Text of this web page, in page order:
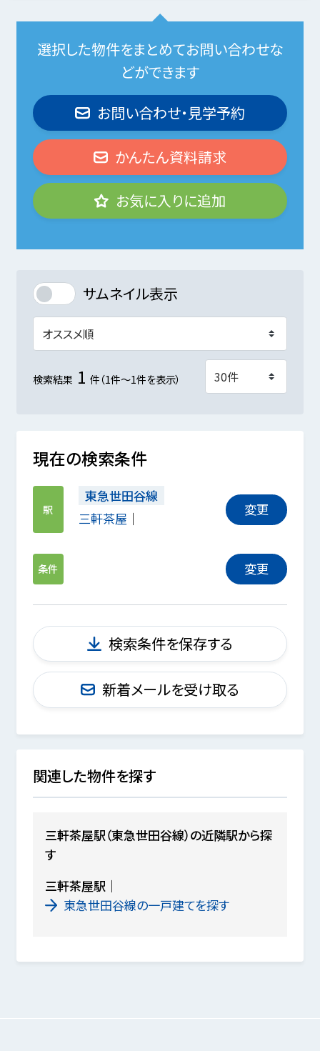
選択した物件をまとめてお問い合わせな
どができます
お問い合わせ・見学予約
かんたん資料請求
お気に入りに追加
サムネイル表示
検索結果 1 件（1件～1件を表示）
現在の検索条件
駅
東急世田谷線
三軒茶屋
変更
条件 変更
検索条件を保存する
新着メールを受け取る
関連した物件を探す
三軒茶屋駅（東急世田谷線）の近隣駅から探
す
三軒茶屋駅
東急世田谷線の一戸建てを探す